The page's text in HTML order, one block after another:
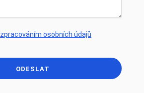
zpracováním osobních údajů
ODESLAT